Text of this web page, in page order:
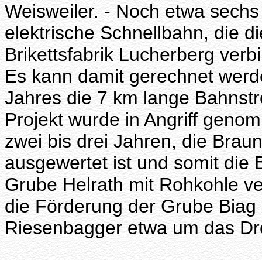
Weisweiler. - Noch etwa
elektrische Schnellbahn, die
Brikettsfabrik Lucherberg
Es kann damit gerechnet
Jahres die 7 km lange
Projekt wurde in Angriff
zwei bis drei Jahren, die
ausgewertet ist und somit die
Grube Helrath mit Rohkohle
die Förderung der Grube
Riesenbagger etwa um das